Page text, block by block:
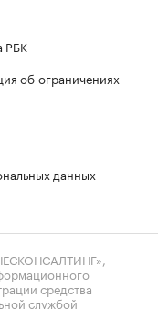
РБК
об ограничениях
данных
средства
службой